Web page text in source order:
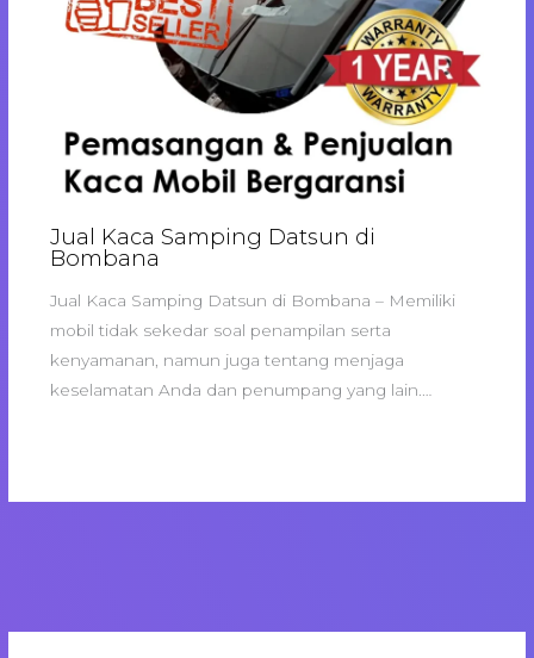
Jual Kaca Samping Datsun di
Bombana
Jual Kaca Samping Datsun di Bombana – Memiliki
mobil tidak sekedar soal penampilan serta
kenyamanan, namun juga tentang menjaga
keselamatan Anda dan penumpang yang lain.…